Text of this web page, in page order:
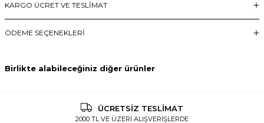
KARGO ÜCRET VE TESLİMAT
ÖDEME SEÇENEKLERI
Birlikte alabileceğiniz diğer ürünler
ÜCRETSİZ TESLİMAT
2000 TL VE ÜZERİ ALIŞVERİŞLERDE